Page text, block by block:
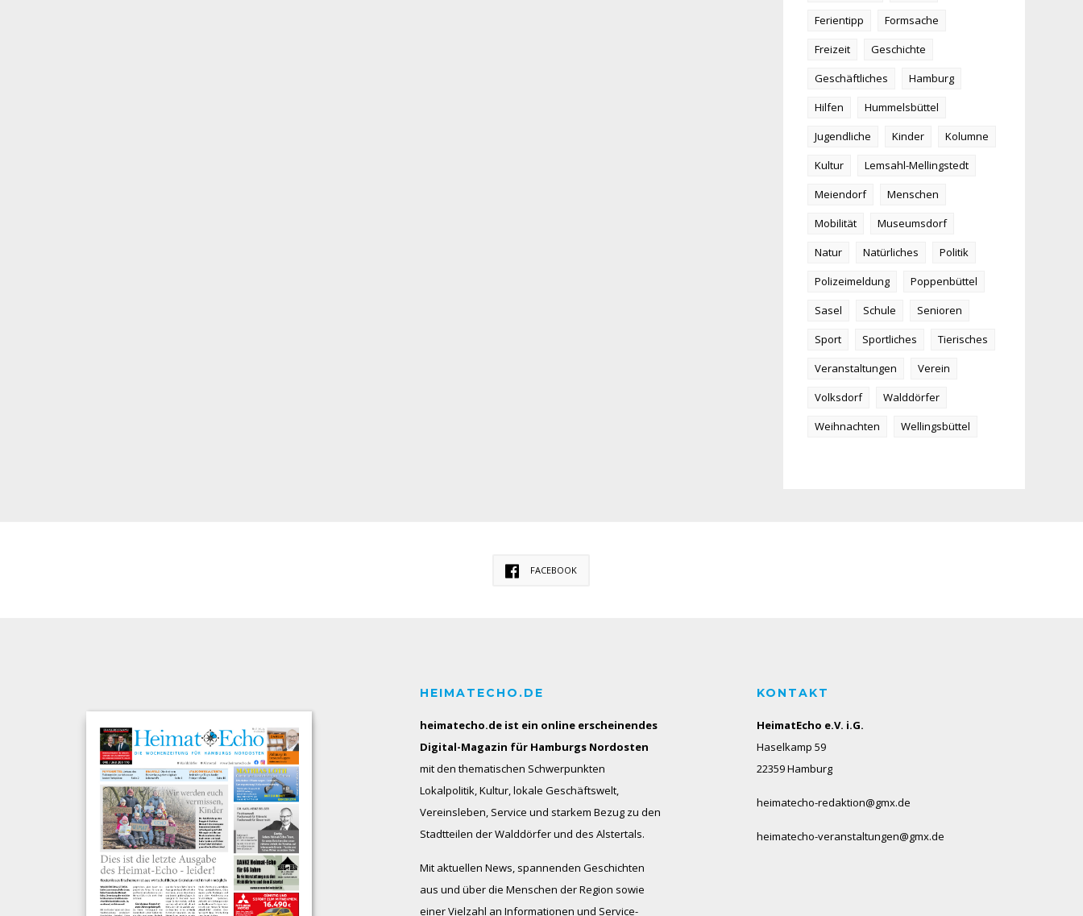
Ferientipp
Formsache
Freizeit
Geschichte
Geschäftliches
Hamburg
Hilfen
Hummelsbüttel
Jugendliche
Kinder
Kolumne
Kultur
Lemsahl-Mellingstedt
Meiendorf
Menschen
Mobilität
Museumsdorf
Natur
Natürliches
Politik
Polizeimeldung
Poppenbüttel
Sasel
Schule
Senioren
Sport
Sportliches
Tierisches
Veranstaltungen
Verein
Volksdorf
Walddörfer
Weihnachten
Wellingsbüttel
FACEBOOK
HEIMATECHO.DE
heimatecho.de ist ein online erscheinendes
Digital-Magazin für Hamburgs Nordosten
mit den thematischen Schwerpunkten
Lokalpolitik, Kultur, lokale Geschäftswelt,
Vereinsleben, Service und starkem Bezug zu den
Stadtteilen der Walddörfer und des Alstertals.
Mit aktuellen News, spannenden Geschichten
aus und über die Menschen der Region sowie
einer Vielzahl an Informationen und Service-
KONTAKT
HeimatEcho e.V. i.G.
Haselkamp 59
22359 Hamburg
heimatecho-redaktion@gmx.de
heimatecho-veranstaltungen@gmx.de